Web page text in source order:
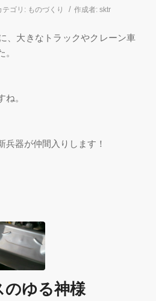
テゴリ: ものづくり / 作成者:sktr
、大きなトラックやクレーン車
。
兵器が仲間入りします！
のゆる神様